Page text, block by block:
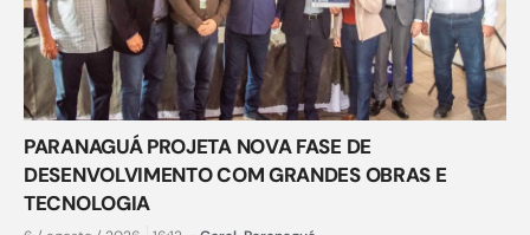
PARANAGUÁ PROJETA NOVA FASE DE
DESENVOLVIMENTO COM GRANDES OBRAS E
TECNOLOGIA